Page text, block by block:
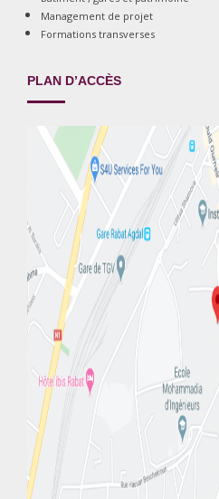
Management de projet
Formations transverses
PLAN D’ACCÈS